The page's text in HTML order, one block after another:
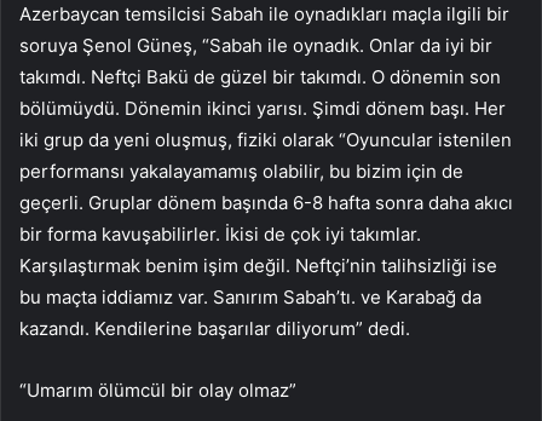
Azerbaycan temsilcisi Sabah ile oynadıkları maçla ilgili bir
soruya Şenol Güneş, “Sabah ile oynadık. Onlar da iyi bir
takımdı. Neftçi Bakü de güzel bir takımdı. O dönemin son
bölümüydü. Dönemin ikinci yarısı. Şimdi dönem başı. Her
iki grup da yeni oluşmuş, fiziki olarak “Oyuncular istenilen
performansı yakalayamamış olabilir, bu bizim için de
geçerli. Gruplar dönem başında 6-8 hafta sonra daha akıcı
bir forma kavuşabilirler. İkisi de çok iyi takımlar.
Karşılaştırmak benim işim değil. Neftçi’nin talihsizliği ise
bu maçta iddiamız var. Sanırım Sabah’tı. ve Karabağ da
kazandı. Kendilerine başarılar diliyorum” dedi.
“Umarım ölümcül bir olay olmaz”